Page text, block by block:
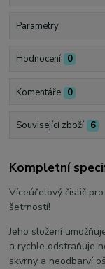
Parametry
Hodnocení 0
Komentáře 0
Související zboží 6
Kompletní
Víceúčelový čistič
šetrností!
Jeho složení
a rychle odstraňuje
skvrny a neodbarví